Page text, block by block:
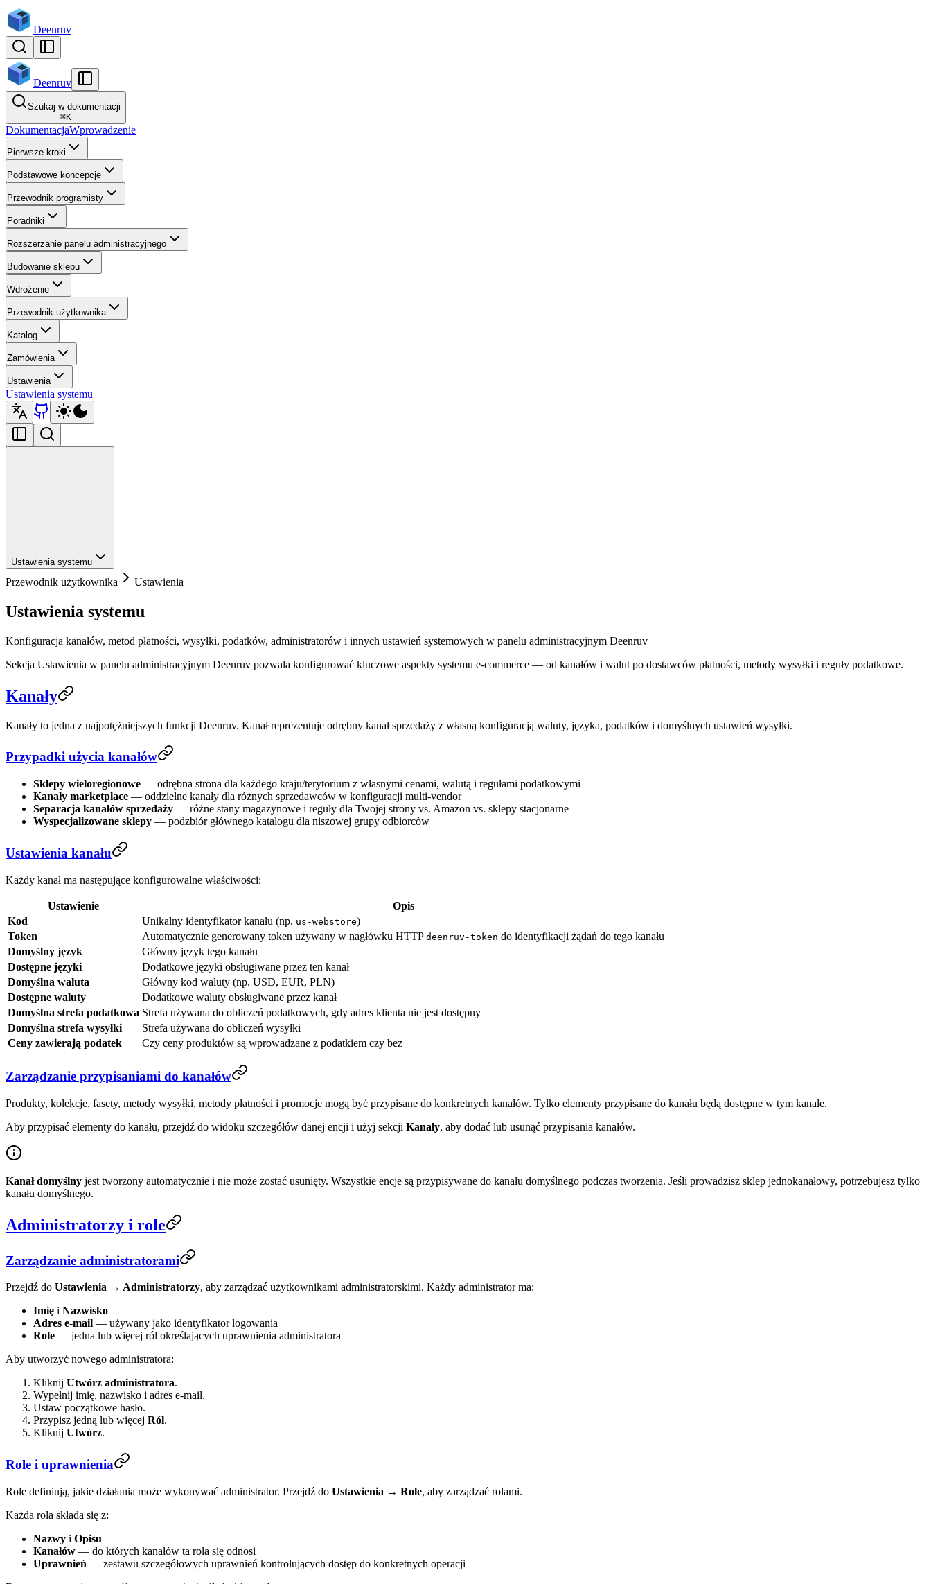
Deenruv
Deenruv
Szukaj w dokumentacji
⌘K
DokumentacjaWprowadzenie
Pierwsze kroki
Podstawowe koncepcje
Przewodnik programisty
Poradniki
Rozszerzanie panelu administracyjnego
Budowanie sklepu
Wdrożenie
Przewodnik użytkownika
Katalog
Zamówienia
Ustawienia
Ustawienia systemu
Ustawienia systemu
Przewodnik użytkownika Ustawienia
Ustawienia systemu
Konfiguracja kanałów, metod płatności, wysyłki, podatków, administratorów i innych ustawień systemowych w panelu administracyjnym Deenruv
Sekcja Ustawienia w panelu administracyjnym Deenruv pozwala konfigurować kluczowe aspekty systemu e-commerce — od kanałów i walut po dostawców płatności, metody wysyłki i reguły podatkowe.
Kanały
Kanały to jedna z najpotężniejszych funkcji Deenruv. Kanał reprezentuje odrębny kanał sprzedaży z własną konfiguracją waluty, języka, podatków i domyślnych ustawień wysyłki.
Przypadki użycia kanałów
Sklepy wieloregionowe — odrębna strona dla każdego kraju/terytorium z własnymi cenami, walutą i regułami podatkowymi
Kanały marketplace — oddzielne kanały dla różnych sprzedawców w konfiguracji multi-vendor
Separacja kanałów sprzedaży — różne stany magazynowe i reguły dla Twojej strony vs. Amazon vs. sklepy stacjonarne
Wyspecjalizowane sklepy — podzbiór głównego katalogu dla niszowej grupy odbiorców
Ustawienia kanału
Każdy kanał ma następujące konfigurowalne właściwości:
Ustawienie
Opis
Kod
Unikalny identyfikator kanału (np. us-webstore)
Token
Automatycznie generowany token używany w nagłówku HTTP deenruv-token do identyfikacji żądań do tego kanału
Domyślny język
Główny język tego kanału
Dostępne języki
Dodatkowe języki obsługiwane przez ten kanał
Domyślna waluta
Główny kod waluty (np. USD, EUR, PLN)
Dostępne waluty
Dodatkowe waluty obsługiwane przez kanał
Domyślna strefa podatkowa Strefa używana do obliczeń podatkowych, gdy adres klienta nie jest dostępny
Domyślna strefa wysyłki
Strefa używana do obliczeń wysyłki
Ceny zawierają podatek
Czy ceny produktów są wprowadzane z podatkiem czy bez
Zarządzanie przypisaniami do kanałów
Produkty, kolekcje, fasety, metody wysyłki, metody płatności i promocje mogą być przypisane do konkretnych kanałów. Tylko elementy przypisane do kanału będą dostępne w tym kanale.
Aby przypisać elementy do kanału, przejdź do widoku szczegółów danej encji i użyj sekcji Kanały, aby dodać lub usunąć przypisania kanałów.
Kanał domyślny jest tworzony automatycznie i nie może zostać usunięty. Wszystkie encje są przypisywane do kanału domyślnego podczas tworzenia. Jeśli prowadzisz sklep jednokanałowy, potrzebujesz tylko
kanału domyślnego.
Administratorzy i role
Zarządzanie administratorami
Przejdź do Ustawienia → Administratorzy, aby zarządzać użytkownikami administratorskimi. Każdy administrator ma:
Imię i Nazwisko
Adres e-mail — używany jako identyfikator logowania
Role — jedna lub więcej ról określających uprawnienia administratora
Aby utworzyć nowego administratora:
Kliknij Utwórz administratora.
Wypełnij imię, nazwisko i adres e-mail.
Ustaw początkowe hasło.
Przypisz jedną lub więcej Ról.
Kliknij Utwórz.
Role i uprawnienia
Role definiują, jakie działania może wykonywać administrator. Przejdź do Ustawienia → Role, aby zarządzać rolami.
Każda rola składa się z:
Nazwy i Opisu
Kanałów — do których kanałów ta rola się odnosi
Uprawnień — zestawu szczegółowych uprawnień kontrolujących dostęp do konkretnych operacji